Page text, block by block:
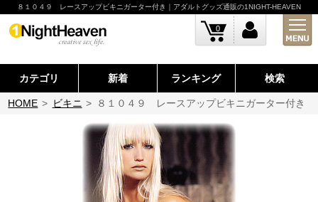
８１０４９ レースアップビキニガーター付き｜アダルトグッズ通販の1NIGHT-HEAVEN
0
カテゴリ 新着 ランキング 検索
HOME > ビキニ > ８１０４９ レースアップビキニガーター付き